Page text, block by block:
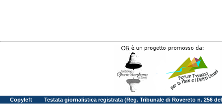
Copyleft Testata giornalistica registrata (Reg. Tribunale di Rovereto n. 256